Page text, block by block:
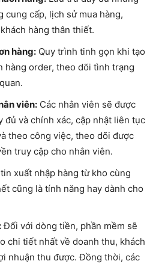
cung cấp, lịch sử mua hàng,
hàng thân thiết.
hàng: Quy trình tinh gọn khi tạo
hàng order, theo dõi tình trạng
viên: Các nhân viên sẽ được
đủ và chính xác, cập nhật liên tục
theo công việc, theo dõi được
truy cập cho nhân viên.
xuất nhập hàng từ kho cùng
cũng là tính năng hay dành cho
Đối với dòng tiền, phần mềm sẽ
chi tiết nhất về doanh thu, khách
nhuận thu được. Đồng thời, các